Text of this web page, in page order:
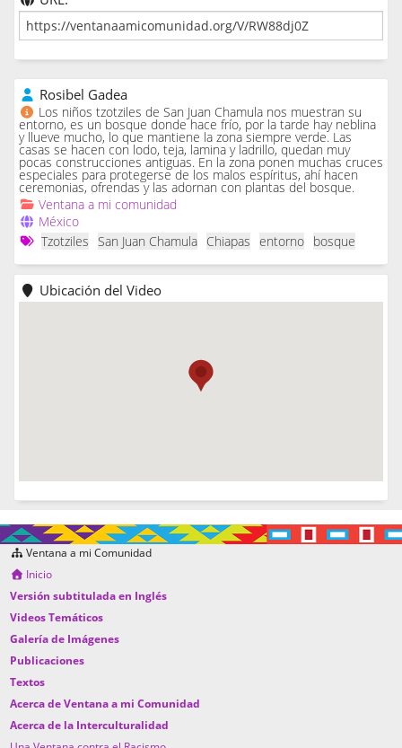
Rosibel Gadea
Los niños tzotziles de San Juan Chamula nos muestran su
entorno, es un bosque donde hace frío, por la tarde hay neblina
y llueve mucho, lo que mantiene la zona siempre verde. Las
casas se hacen con lodo, teja, lamina y ladrillo, quedan muy
pocas construcciones antiguas. En la zona ponen muchas cruces
especiales para protegerse de los malos espíritus, ahí hacen
ceremonias, ofrendas y las adornan con plantas del bosque.
Ventana a mi comunidad
México
Tzotziles
San Juan Chamula Chiapas entorno bosque
Ubicación del Video
Ventana a mi Comunidad
Inicio
Versión subtitulada en Inglés
Videos Temáticos
Galería de Imágenes
Publicaciones
Textos
Acerca de Ventana a mi Comunidad
Acerca de la Interculturalidad